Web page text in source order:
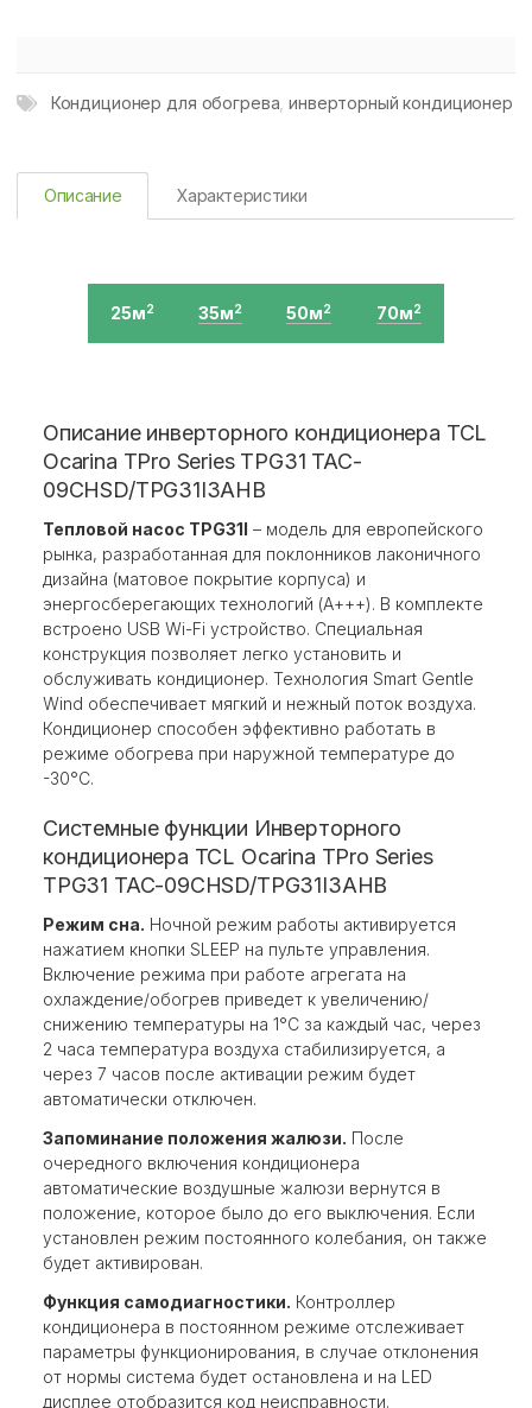
Кондиционер для обогрева ,инверторный кондиционер
Описание Характеристики
25м2 35м2 50м2 70м2
Описание инверторного кондиционера TCL
Ocarina TPro Series TPG31 TAC-
09CHSD/TPG31I3AHB
Тепловой насос TPG31I – модель для европейского
рынка, разработанная для поклонников лаконичного
дизайна (матовое покрытие корпуса) и
энергосберегающих технологий (А+++). В комплекте
встроено USB Wi-Fi устройство. Специальная
конструкция позволяет легко установить и
обслуживать кондиционер. Технология Smart Gentle
Wind обеспечивает мягкий и нежный поток воздуха.
Кондиционер способен эффективно работать в
режиме обогрева при наружной температуре до
-30°C.
Системные функции Инверторного
кондиционера TCL Ocarina TPro Series
TPG31 TAC-09CHSD/TPG31I3AHB
Режим сна. Ночной режим работы активируется
нажатием кнопки SLEEP на пульте управления.
Включение режима при работе агрегата на
охлаждение/обогрев приведет к увеличению/
снижению температуры на 1°С за каждый час, через
2 часа температура воздуха стабилизируется, а
через 7 часов после активации режим будет
автоматически отключен.
Запоминание положения жалюзи. После
очередного включения кондиционера
автоматические воздушные жалюзи вернутся в
положение, которое было до его выключения. Если
установлен режим постоянного колебания, он также
будет активирован.
Функция самодиагностики. Контроллер
кондиционера в постоянном режиме отслеживает
параметры функционирования, в случае отклонения
от нормы система будет остановлена и на LED
дисплее отобразится код неисправности.